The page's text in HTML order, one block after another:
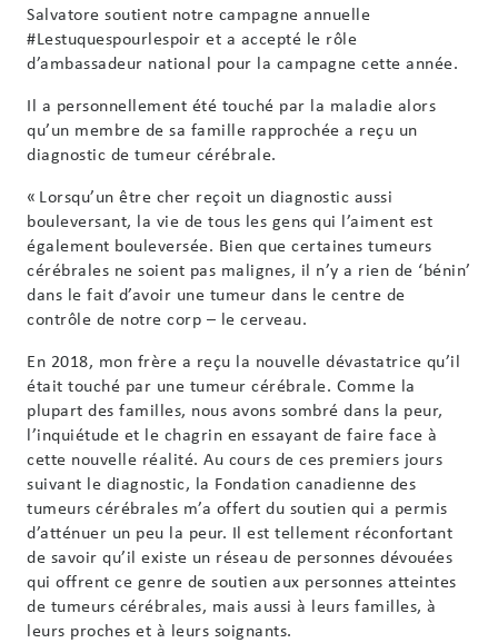
Salvatore soutient notre campagne annuelle
#Lestuquespourlespoir et a accepté le rôle
d’ambassadeur national pour la campagne cette année.
Il a personnellement été touché par la maladie alors
qu’un membre de sa famille rapprochée a reçu un
diagnostic de tumeur cérébrale.
« Lorsqu’un être cher reçoit un diagnostic aussi
bouleversant, la vie de tous les gens qui l’aiment est
également bouleversée. Bien que certaines tumeurs
cérébrales ne soient pas malignes, il n’y a rien de ‘bénin’
dans le fait d’avoir une tumeur dans le centre de
contrôle de notre corp – le cerveau.
En 2018, mon frère a reçu la nouvelle dévastatrice qu’il
était touché par une tumeur cérébrale. Comme la
plupart des familles, nous avons sombré dans la peur,
l’inquiétude et le chagrin en essayant de faire face à
cette nouvelle réalité. Au cours de ces premiers jours
suivant le diagnostic, la Fondation canadienne des
tumeurs cérébrales m’a offert du soutien qui a permis
d’atténuer un peu la peur. Il est tellement réconfortant
de savoir qu’il existe un réseau de personnes dévouées
qui offrent ce genre de soutien aux personnes atteintes
de tumeurs cérébrales, mais aussi à leurs familles, à
leurs proches et à leurs soignants.